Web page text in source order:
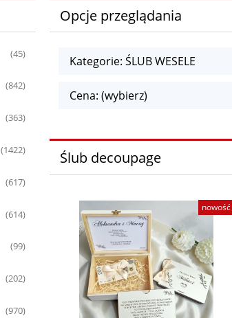
(45)
(842)
(363)
(1422)
(617)
(614)
(99)
(202)
(970)
Opcje przeglądania
Kategorie: ŚLUB WESELE
Cena: (wybierz)
Ślub decoupage
nowość